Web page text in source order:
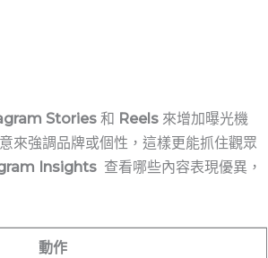
Stories和 Reels來增加曝光機
來強調品牌或個性，這樣更能抓住觀眾
Insights⁢ 查看哪些內容表現優異，
動作